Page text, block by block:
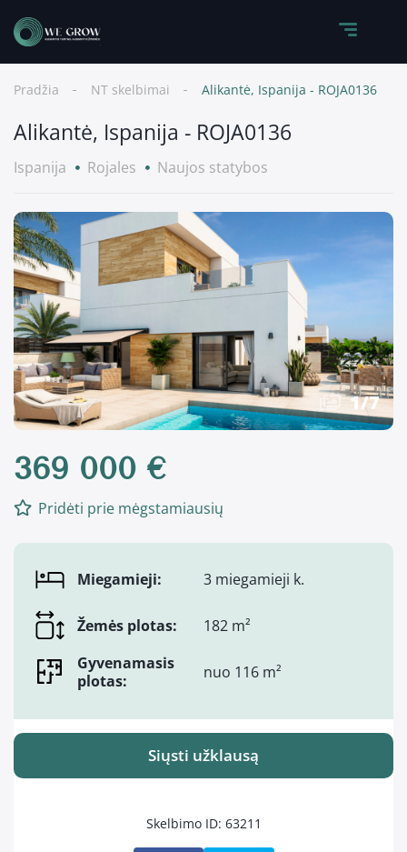
Pradžia NT skelbimai Alikantė, Ispanija - ROJA0136
Alikantė, Ispanija - ROJA0136
Ispanija Rojales Naujos statybos
1/7
369 000 €
Pridėti prie mėgstamiausių
Miegamieji: 3 miegamieji k.
Žemės plotas:
182 m²
Gyvenamasis
plotas:
nuo 116 m²
Siųsti užklausą
Skelbimo ID: 63211